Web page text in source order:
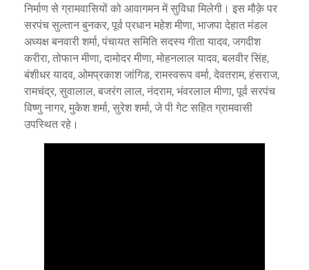
निर्माण से ग्रामवासियों को आवागमन में सुविधा मिलेगी। इस मौक़े पर
सरपंच सुल्तान बुनकर, पूर्व प्रधान महेश मीणा, भाजपा देहात मंडल
अध्यक्ष बनवारी शर्मा, पंचायत समिति सदस्य गीता यादव, जगदीश
करीरा, तोफान मीणा, दामोदर मीणा, मोहनलाल यादव, बलवीर सिंह,
बंशीधर यादव, ओमप्रकाश जांगिड, रामस्वरूप वर्मा, देवतराम, हंसराज,
रामचंद्र, सुवालाल, बजरंग लाल, नंदराम, भंवरलाल मीणा, पूर्व सरपंच
विष्णु नागर, मुकेश शर्मा, सुरेश शर्मा, जे पी गेट सहित ग्रामवासी
उपस्थित रहे।